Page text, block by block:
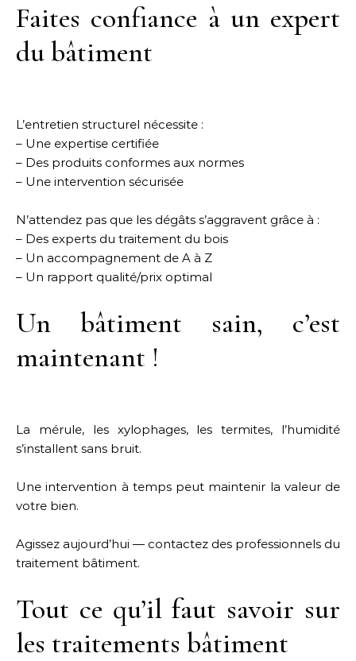
Faites confiance à un expert
du bâtiment
L’entretien structurel nécessite :
– Une expertise certifiée
– Des produits conformes aux normes
– Une intervention sécurisée
N’attendez pas que les dégâts s’aggravent grâce à :
– Des experts du traitement du bois
– Un accompagnement de A à Z
– Un rapport qualité/prix optimal
Un bâtiment sain, c’est
maintenant !
La mérule, les xylophages, les termites, l’humidité
s’installent sans bruit.
Une intervention à temps peut maintenir la valeur de
votre bien.
Agissez aujourd’hui — contactez des professionnels du
traitement bâtiment.
Tout ce qu’il faut savoir sur
les traitements bâtiment